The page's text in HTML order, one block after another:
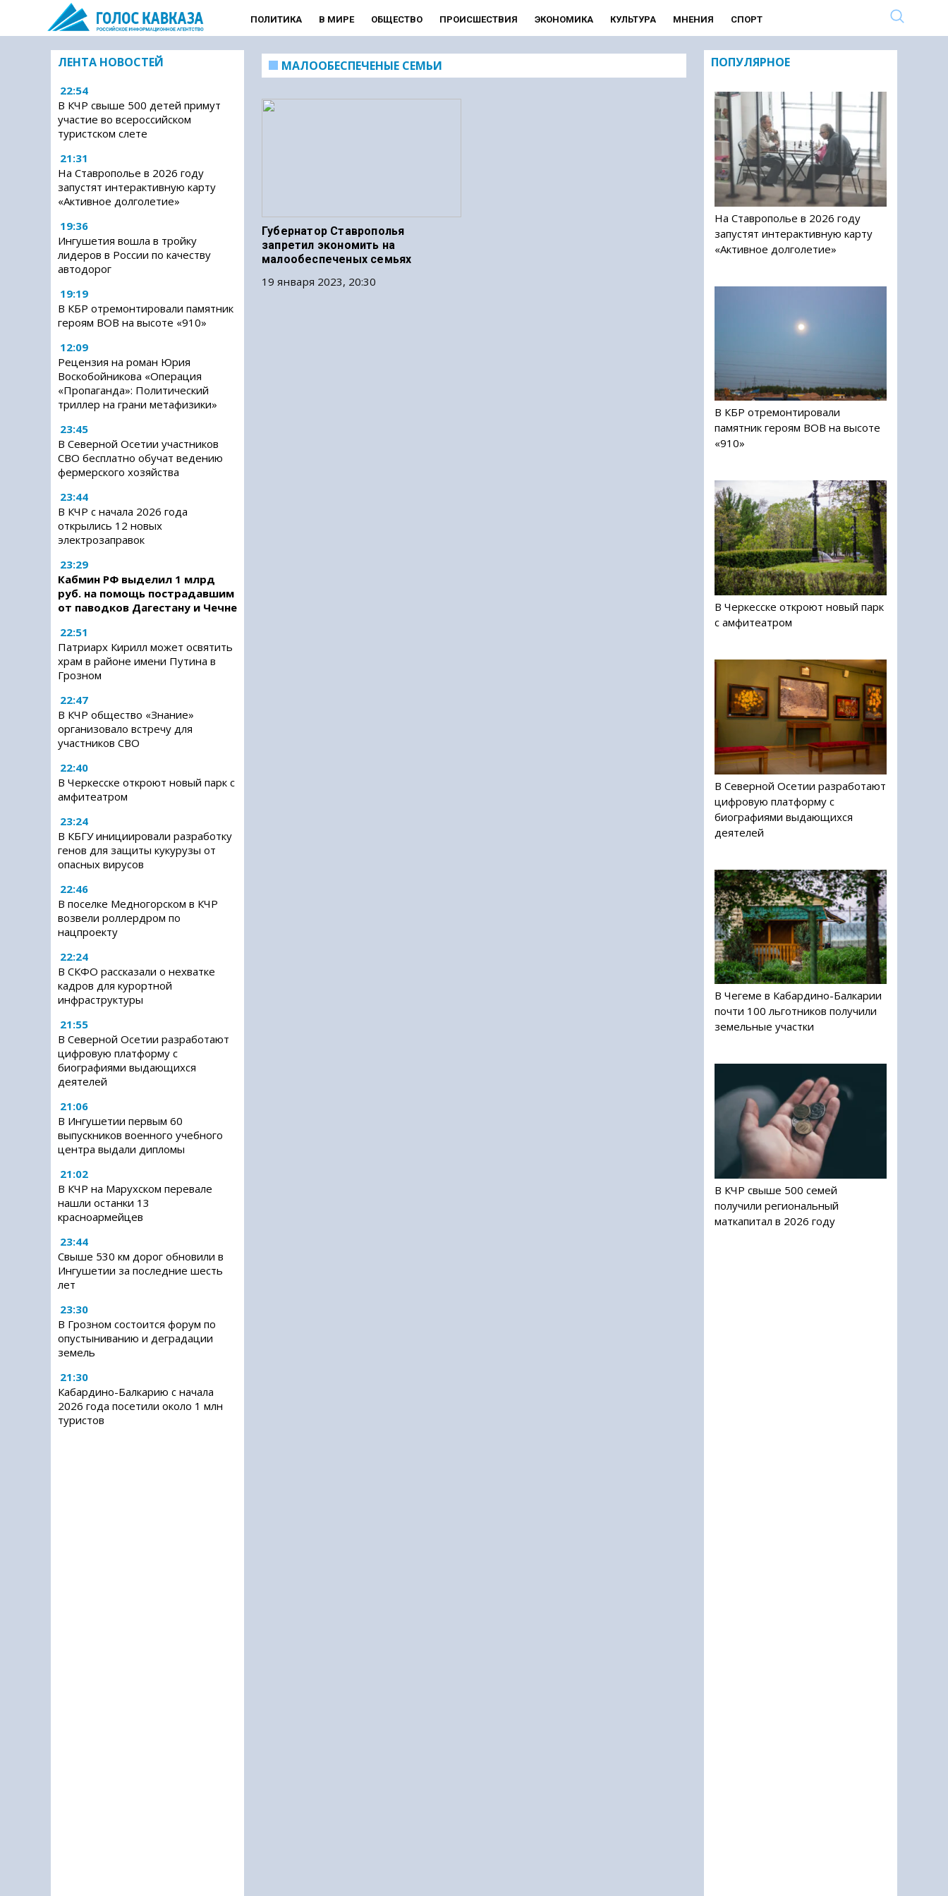
ПОЛИТИКА В МИРЕ ОБЩЕСТВО ПРОИСШЕСТВИЯ ЭКОНОМИКА КУЛЬТУРА МНЕНИЯ СПОРТ
ЛЕНТА НОВОСТЕЙ
22:54
В КЧР свыше 500 детей примут
участие во всероссийском
туристском слете
21:31
На Ставрополье в 2026 году
запустят интерактивную карту
«Активное долголетие»
19:36
Ингушетия вошла в тройку
лидеров в России по качеству
автодорог
19:19
В КБР отремонтировали памятник
героям ВОВ на высоте «910»
12:09
Рецензия на роман Юрия
Воскобойникова «Операция
«Пропаганда»: Политический
триллер на грани метафизики»
23:45
В Северной Осетии участников
СВО бесплатно обучат ведению
фермерского хозяйства
23:44
В КЧР с начала 2026 года
открылись 12 новых
электрозаправок
23:29
Кабмин РФ выделил 1 млрд
руб. на помощь пострадавшим
от паводков Дагестану и Чечне
22:51
Патриарх Кирилл может освятить
храм в районе имени Путина в
Грозном
22:47
В КЧР общество «Знание»
организовало встречу для
участников СВО
22:40
В Черкесске откроют новый парк с
амфитеатром
23:24
В КБГУ инициировали разработку
генов для защиты кукурузы от
опасных вирусов
22:46
В поселке Медногорском в КЧР
возвели роллердром по
нацпроекту
22:24
В СКФО рассказали о нехватке
кадров для курортной
инфраструктуры
21:55
В Северной Осетии разработают
цифровую платформу с
биографиями выдающихся
деятелей
21:06
В Ингушетии первым 60
выпускников военного учебного
центра выдали дипломы
21:02
В КЧР на Марухском перевале
нашли останки 13
красноармейцев
23:44
Свыше 530 км дорог обновили в
Ингушетии за последние шесть
лет
23:30
В Грозном состоится форум по
опустыниванию и деградации
земель
21:30
Кабардино-Балкарию с начала
2026 года посетили около 1 млн
туристов
МАЛООБЕСПЕЧЕНЫЕ СЕМЬИ
Губернатор Ставрополья
запретил экономить на
малообеспеченых семьях
19 января 2023, 20:30
ПОПУЛЯРНОЕ
На Ставрополье в 2026 году
запустят интерактивную карту
«Активное долголетие»
В КБР отремонтировали
памятник героям ВОВ на высоте
«910»
В Черкесске откроют новый парк
с амфитеатром
В Северной Осетии разработают
цифровую платформу с
биографиями выдающихся
деятелей
В Чегеме в Кабардино-Балкарии
почти 100 льготников получили
земельные участки
В КЧР свыше 500 семей
получили региональный
маткапитал в 2026 году